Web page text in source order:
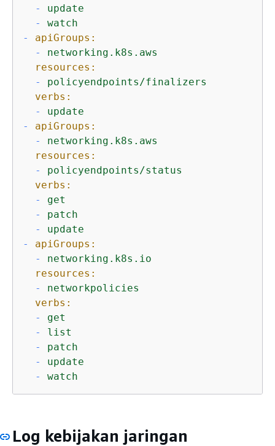
-
update
-
watch
-
apiGroups:
-
networking.k8s.aws
resources:
-
policyendpoints/finalizers
verbs:
-
update
-
apiGroups:
-
networking.k8s.aws
resources:
-
policyendpoints/status
verbs:
-
get
-
patch
-
update
-
apiGroups:
-
networking.k8s.io
resources:
-
networkpolicies
verbs:
-
get
-
list
-
patch
-
update
-
watch
Log kebijakan jaringan